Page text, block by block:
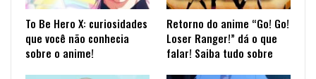
To Be Hero X: curiosidades
que você não conhecia
sobre o anime!
Retorno do anime “Go! Go!
Loser Ranger!” dá o que
falar! Saiba tudo sobre